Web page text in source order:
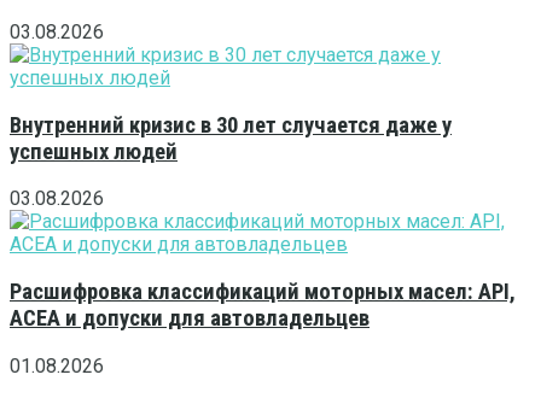
03.08.2026
Внутренний кризис в 30 лет случается даже у
успешных людей
03.08.2026
Расшифровка классификаций моторных масел: API,
ACEA и допуски для автовладельцев
01.08.2026